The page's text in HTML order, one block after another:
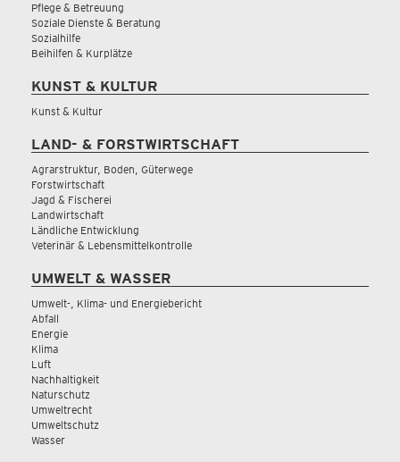
Pflege & Betreuung
Soziale Dienste & Beratung
Sozialhilfe
Beihilfen & Kurplätze
KUNST & KULTUR
Kunst & Kultur
LAND- & FORSTWIRTSCHAFT
Agrarstruktur, Boden, Güterwege
Forstwirtschaft
Jagd & Fischerei
Landwirtschaft
Ländliche Entwicklung
Veterinär & Lebensmittelkontrolle
UMWELT & WASSER
Umwelt-, Klima- und Energiebericht
Abfall
Energie
Klima
Luft
Nachhaltigkeit
Naturschutz
Umweltrecht
Umweltschutz
Wasser